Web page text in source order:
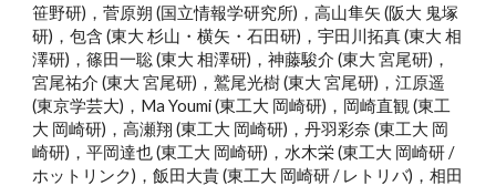
笹野研)，菅原朔 (国立情報学研究所)，高山隼矢 (阪大 鬼塚
研)，包含 (東大 杉山・横矢・石田研)，宇田川拓真 (東大 相
澤研)，篠田一聡 (東大 相澤研)，神藤駿介 (東大 宮尾研)，
宮尾祐介 (東大 宮尾研)，鷲尾光樹 (東大 宮尾研)，江原遥
(東京学芸大)，Ma Youmi (東工大 岡崎研)，岡崎直観 (東工
大 岡崎研)，高瀬翔 (東工大 岡崎研)，丹羽彩奈 (東工大 岡
崎研)，平岡達也 (東工大 岡崎研)，水木栄 (東工大 岡崎研 /
ホットリンク)，飯田大貴 (東工大 岡崎研 / レトリバ)，相田